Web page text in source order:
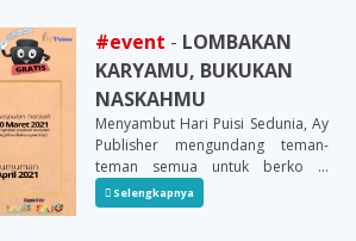
#event - LOMBAKAN
KARYAMU, BUKUKAN
NASKAHMU
Menyambut Hari Puisi Sedunia, Ay
Publisher mengundang teman-
teman semua untuk berko ...
Selengkapnya